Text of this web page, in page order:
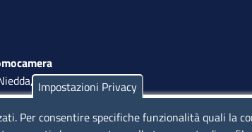
18 - 07100 Sassari
8800 | Fax 079 2638810
10,00 - 13,00; mercoledì pomeriggio:
Impostazioni Privacy
Per consentire specifiche funzionalità quali la